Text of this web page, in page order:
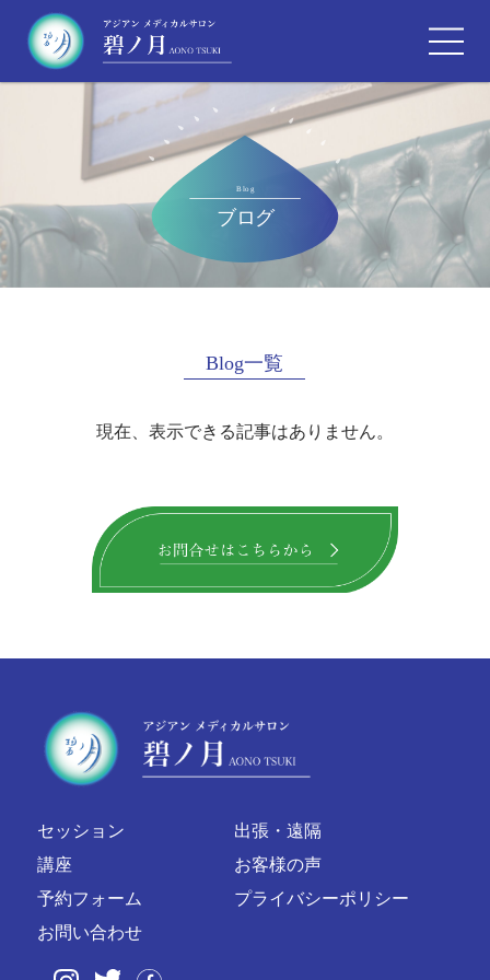
Blog一覧
現在、表示できる記事はありません。
セッション
講座
出張・遠隔
お客様の声
予約フォーム
お問い合わせ
プライバシーポリシー